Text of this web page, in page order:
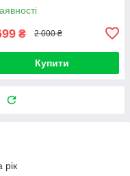
₴ 2 000 ₴
Купити
рік